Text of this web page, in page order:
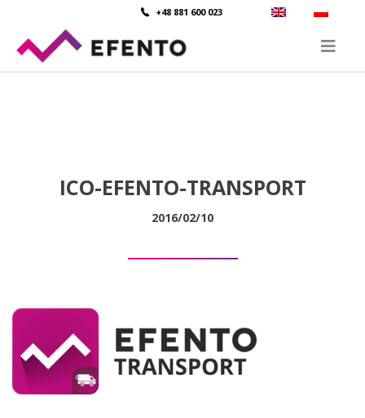
+48 881 600 023
ICO-EFENTO-TRANSPORT
2016/02/10